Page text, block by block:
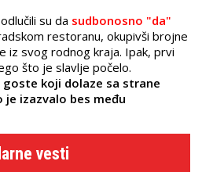
su da sudbonosno "da"
restoranu, okupivši brojne
iz svog rodnog kraja. Ipak, prvi
što je slavlje počelo.
koji dolaze sa strane
izazvalo bes među
vesti